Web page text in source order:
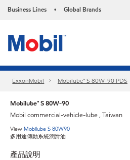
Business Lines • Global Brands
ExxonMobil Mobilube™ S 80W-90 PDS
Mobilube™ S 80W-90
Mobil commercial-vehicle-lube , Taiwan
View Mobilube S 80W90
多用途傳動系統潤滑油
產品說明